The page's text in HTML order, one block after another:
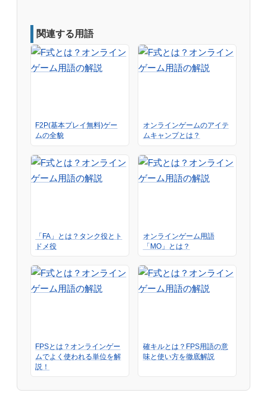
関連する用語
F2P(基本プレイ無料)ゲー
ムの全貌
オンラインゲームのアイテ
ムキャンプとは？
「FA」とは？タンク役とト
ドメ役
オンラインゲーム用語
「MO」とは？
FPSとは？オンラインゲー
ムでよく使われる単位を解
説！
確キルとは？FPS用語の意
味と使い方を徹底解説